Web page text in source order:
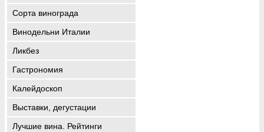
Сорта винограда
Винодельни Италии
Ликбез
Гастрономия
Калейдоскоп
Выставки, дегустации
Лучшие вина. Рейтинги